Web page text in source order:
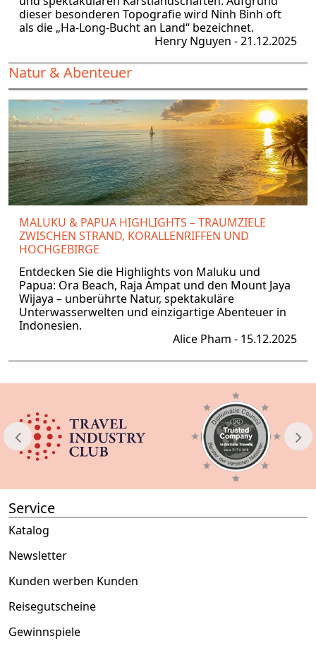
dieser besonderen Topografie wird Ninh Binh oft
als die „Ha-Long-Bucht an Land“ bezeichnet.
Henry Nguyen - 21.12.2025
Natur & Abenteuer
MALUKU & PAPUA HIGHLIGHTS – TRAUMZIELE
ZWISCHEN STRAND, KORALLENRIFFEN UND
HOCHGEBIRGE
Entdecken Sie die Highlights von Maluku und
Papua: Ora Beach, Raja Ampat und den Mount Jaya
Wijaya – unberührte Natur, spektakuläre
Unterwasserwelten und einzigartige Abenteuer in
Indonesien.
Alice Pham - 15.12.2025
Service
Katalog
Newsletter
Kunden werben Kunden
Reisegutscheine
Gewinnspiele